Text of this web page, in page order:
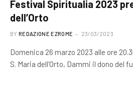
Festival Spiritualia 2023
dell’Orto
BY REDAZIONE EZROME 23/03/2023
Domenica 26 marzo 2023 alle ore
S. Maria dell’Orto, Dammi il dono del